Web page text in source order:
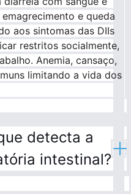
e queda
aos sintomas das DIIs
restritos socialmente,
Anemia, cansaço,
limitando a vida dos
detecta a
intestinal?